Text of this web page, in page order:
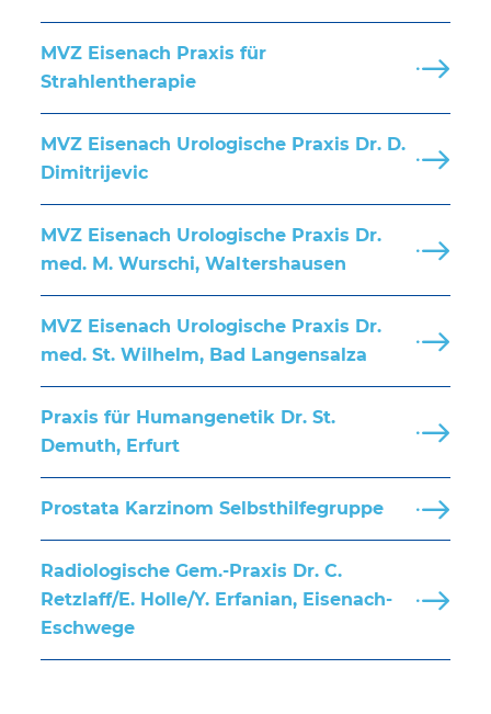
MVZ Eisenach Praxis für
Strahlentherapie
MVZ Eisenach Urologische Praxis Dr. D.
Dimitrijevic
MVZ Eisenach Urologische Praxis Dr.
med. M. Wurschi, Waltershausen
MVZ Eisenach Urologische Praxis Dr.
med. St. Wilhelm, Bad Langensalza
Praxis für Humangenetik Dr. St.
Demuth, Erfurt
Prostata Karzinom Selbsthilfegruppe
Radiologische Gem.-Praxis Dr. C.
Retzlaff/E. Holle/Y. Erfanian, Eisenach-
Eschwege